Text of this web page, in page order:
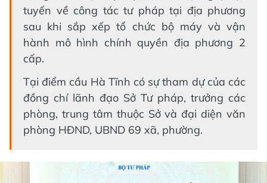
tuyến về công tác tư pháp tại địa phương
sau khi sắp xếp tổ chức bộ máy và vận
hành mô hình chính quyền địa phương 2
cấp.
Tại điểm cầu Hà Tĩnh có sự tham dự của các
đồng chí lãnh đạo Sở Tư pháp, trưởng các
phòng, trung tâm thuộc Sở và đại diện văn
phòng HĐND, UBND 69 xã, phường.